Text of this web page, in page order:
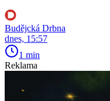
Budějcká Drbna
dnes, 15:57
1 min
Reklama